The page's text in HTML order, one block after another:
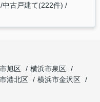
中古戸建て(222件)
旭区
横浜市泉区
港北区
横浜市金沢区